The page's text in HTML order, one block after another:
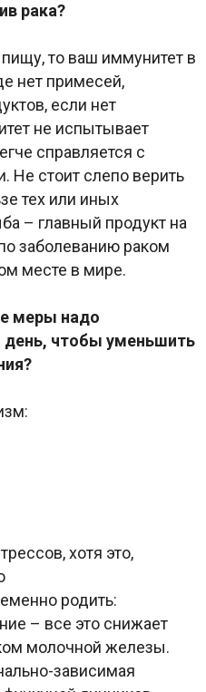
рака?
то ваш иммунитет в
нет примесей,
если нет
не испытывает
справляется с
Не стоит слепо верить
тех или иных
– главный продукт на
заболеванию раком
месте в мире.
меры надо
чтобы уменьшить
хотя это,
родить:
– все это снижает
молочной железы.
зависимая